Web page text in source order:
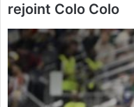
rejoint Colo Colo